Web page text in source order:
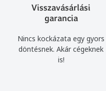
Visszavásárlási
garancia
Nincs kockázata egy gyors
döntésnek. Akár cégeknek
is!